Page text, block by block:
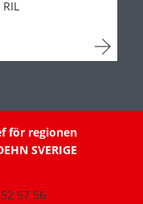
för regionen
SVERIGE
57 56